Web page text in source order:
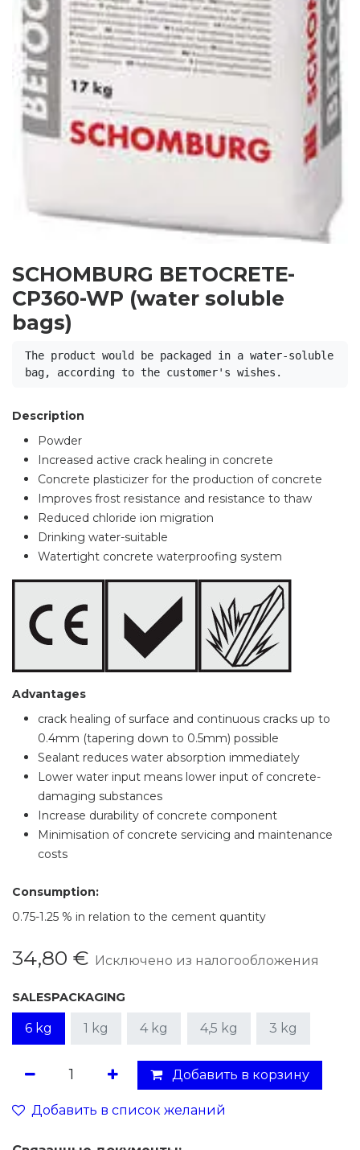
SCHOMBURG BETOCRETE-
CP360-WP (water soluble
bags)
The product would be packaged in a water-soluble
bag, according to the customer's wishes.
Description
Powder
Increased active crack healing in concrete
Concrete plasticizer for the production of concrete
Improves frost resistance and resistance to thaw
Reduced chloride ion migration
Drinking water-suitable
Watertight concrete waterproofing system
Advantages
crack healing of surface and continuous cracks up to
0.4mm (tapering down to 0.5mm) possible
Sealant reduces water absorption immediately
Lower water input means lower input of concrete-
damaging substances
Increase durability of concrete component
Minimisation of concrete servicing and maintenance
costs
Consumption:
0.75-1.25 % in relation to the cement quantity
34,80 € Исключено из налогообложения
SALESPACKAGING
6 kg 1 kg 4 kg 4,5 kg 3 kg
Добавить в корзину
Добавить в список желаний